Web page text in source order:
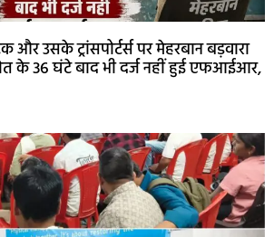
और उसके ट्रांसपोर्टर्स पर मेहरबान बड़वारा
के 36 घंटे बाद भी दर्ज नहीं हुई एफआईआर,